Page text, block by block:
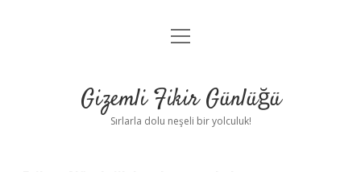
Anasayfa
Yasal Uyarı
menüyü
Gizemli Fikir Günlüğü
Sırlarla dolu neşeli bir yolculuk!